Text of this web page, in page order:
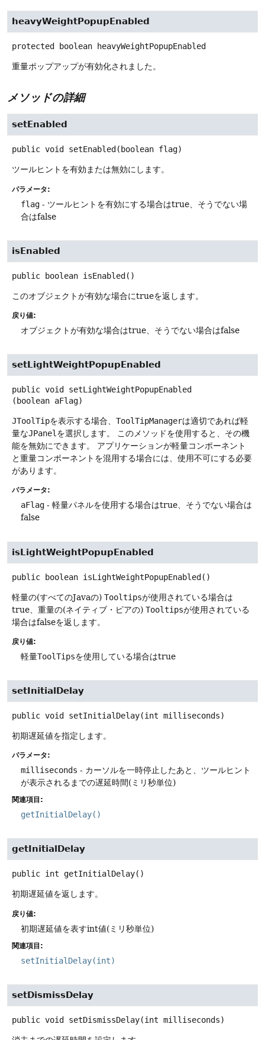
heavyWeightPopupEnabled
protected boolean heavyWeightPopupEnabled
重量ポップアップが有効化されました。
メソッドの詳細
setEnabled
public void setEnabled (boolean flag)
ツールヒントを有効または無効にします。
パラメータ:
flag - ツールヒントを有効にする場合はtrue、そうでない場
合はfalse
isEnabled
public boolean isEnabled ()
このオブジェクトが有効な場合にtrueを返します。
戻り値:
オブジェクトが有効な場合はtrue、そうでない場合はfalse
setLightWeightPopupEnabled
public void
setLightWeightPopupEnabled
(boolean aFlag)
JToolTipを表示する場合、 ToolTipManagerは適切であれば軽
量なJPanel を選択します。
このメソッドを使用すると、その機
能を無効にできます。
アプリケーションが軽量コンポーネント
と重量コンポーネントを混用する場合には、使用不可にする必要
があります。
パラメータ:
aFlag - 軽量パネルを使用する場合はtrue、そうでない場合は
false
isLightWeightPopupEnabled
public boolean isLightWeightPopupEnabled()
軽量の(すべてのJavaの) Tooltipsが使用されている場合は
true、重量の(ネイティブ・ピアの) Tooltipsが使用されている
場合はfalseを返します。
戻り値:
軽量ToolTipsを使用している場合はtrue
setInitialDelay
public void setInitialDelay(int milliseconds)
初期遅延値を指定します。
パラメータ:
milliseconds - カーソルを一時停止したあと、ツールヒント
が表示されるまでの遅延時間(ミリ秒単位)
関連項目:
getInitialDelay()
getInitialDelay
public int getInitialDelay()
初期遅延値を返します。
戻り値:
初期遅延値を表すint値(ミリ秒単位)
関連項目:
setInitialDelay(int)
setDismissDelay
public void setDismissDelay(int milliseconds)